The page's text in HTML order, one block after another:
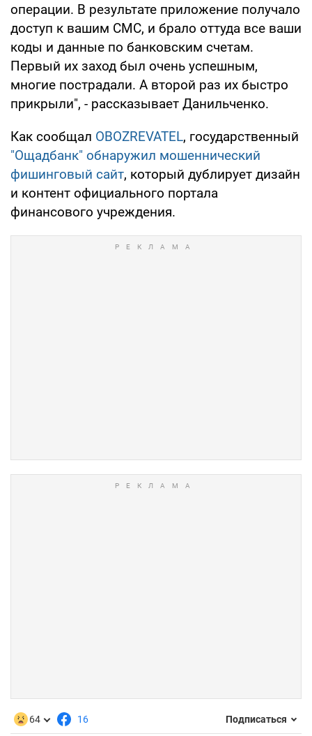
операции. В результате приложение получало
доступ к вашим СМС, и брало оттуда все ваши
коды и данные по банковским счетам.
Первый их заход был очень успешным,
многие пострадали. А второй раз их быстро
прикрыли", - рассказывает Данильченко.
Как сообщал OBOZREVATEL, государственный
"Ощадбанк" обнаружил мошеннический
фишинговый сайт, который дублирует дизайн
и контент официального портала
финансового учреждения.
64 16 Подписаться